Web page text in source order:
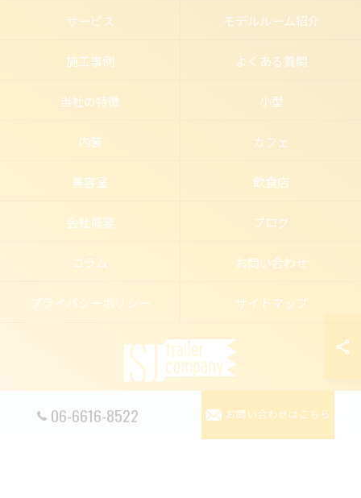
06-6616-8522 お問い合わせはこちら
サービス モデルルーム紹介
施工事例 よくある質問
当社の特徴 小型
内装 カフェ
美容室 飲食店
会社概要 ブログ
コラム お問い合わせ
プライバシーポリシー サイトマップ
© 2026 トレーラーハウスの店舗ならSJ trailer company ALL RIGHTS RESERVED.